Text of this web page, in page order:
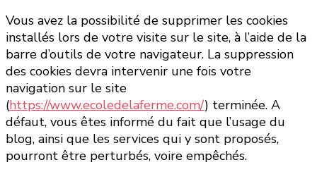
Vous avez la possibilité de supprimer les cookies
installés lors de votre visite sur le site, à l’aide de la
barre d’outils de votre navigateur. La suppression
des cookies devra intervenir une fois votre
navigation sur le site
(https://www.ecoledelaferme.com/) terminée. A
défaut, vous êtes informé du fait que l’usage du
blog, ainsi que les services qui y sont proposés,
pourront être perturbés, voire empêchés.